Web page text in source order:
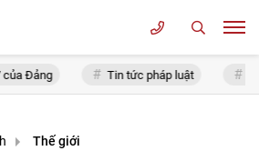
Tin tức pháp luật Chính
Thế giới